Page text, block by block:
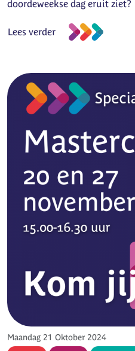
doordeweekse dag eruit ziet?
Lees verder
Maandag 21 Oktober 2024